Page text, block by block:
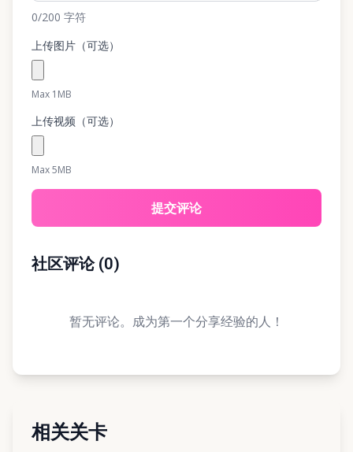
0/200 字符
上传图片（可选）
Max 1MB
上传视频（可选）
Max 5MB
提交评论
社区评论(0)
暂无评论。成为第一个分享经验的人！
相关关卡